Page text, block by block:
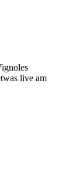
live am